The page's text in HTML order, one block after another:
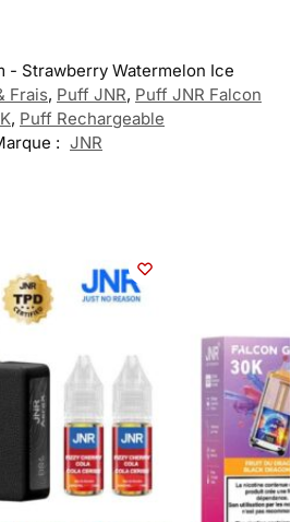
- Strawberry Watermelon Ice
Frais, Puff JNR, Puff JNR Falcon
, Puff Rechargeable
: JNR